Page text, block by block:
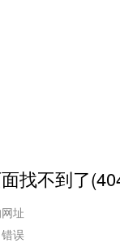
找不到了
址
误